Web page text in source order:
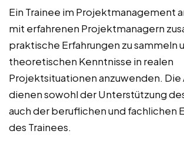
Ein Trainee im Projektmanagement
mit erfahrenen Projektmanagern
praktische Erfahrungen zu sammeln
theoretischen Kenntnisse in realen
Projektsituationen anzuwenden. Die
dienen sowohl der Unterstützung
auch der beruflichen und fachlichen
des Trainees.